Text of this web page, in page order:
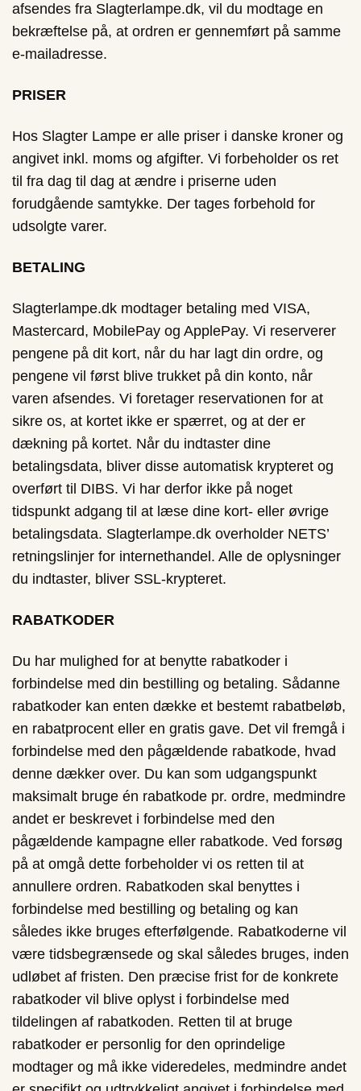
afsendes fra Slagterlampe.dk, vil du modtage en
bekræftelse på, at ordren er gennemført på samme
e-mailadresse.
PRISER
Hos Slagter Lampe er alle priser i danske kroner og
angivet inkl. moms og afgifter. Vi forbeholder os ret
til fra dag til dag at ændre i priserne uden
forudgående samtykke. Der tages forbehold for
udsolgte varer.
BETALING
Slagterlampe.dk modtager betaling med VISA,
Mastercard, MobilePay og ApplePay. Vi reserverer
pengene på dit kort, når du har lagt din ordre, og
pengene vil først blive trukket på din konto, når
varen afsendes. Vi foretager reservationen for at
sikre os, at kortet ikke er spærret, og at der er
dækning på kortet. Når du indtaster dine
betalingsdata, bliver disse automatisk krypteret og
overført til DIBS. Vi har derfor ikke på noget
tidspunkt adgang til at læse dine kort- eller øvrige
betalingsdata. Slagterlampe.dk overholder NETS’
retningslinjer for internethandel. Alle de oplysninger
du indtaster, bliver SSL-krypteret.
RABATKODER
Du har mulighed for at benytte rabatkoder i
forbindelse med din bestilling og betaling. Sådanne
rabatkoder kan enten dække et bestemt rabatbeløb,
en rabatprocent eller en gratis gave. Det vil fremgå i
forbindelse med den pågældende rabatkode, hvad
denne dækker over. Du kan som udgangspunkt
maksimalt bruge én rabatkode pr. ordre, medmindre
andet er beskrevet i forbindelse med den
pågældende kampagne eller rabatkode. Ved forsøg
på at omgå dette forbeholder vi os retten til at
annullere ordren. Rabatkoden skal benyttes i
forbindelse med bestilling og betaling og kan
således ikke bruges efterfølgende. Rabatkoderne vil
være tidsbegrænsede og skal således bruges, inden
udløbet af fristen. Den præcise frist for de konkrete
rabatkoder vil blive oplyst i forbindelse med
tildelingen af rabatkoden. Retten til at bruge
rabatkoder er personlig for den oprindelige
modtager og må ikke videredeles, medmindre andet